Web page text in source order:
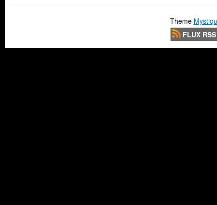
Theme
FLUX RSS